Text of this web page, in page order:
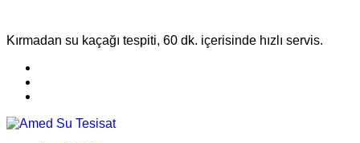
Kırmadan su kaçağı tespiti, 60 dk. içerisinde hızlı servis.